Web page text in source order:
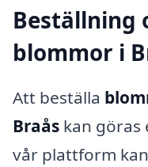
Beställning
blommor i
Att beställa
Braås kan göras
vår plattform